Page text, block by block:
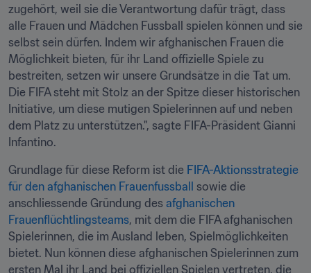
zugehört, weil sie die Verantwortung dafür trägt, dass
alle Frauen und Mädchen Fussball spielen können und sie
selbst sein dürfen. Indem wir afghanischen Frauen die
Möglichkeit bieten, für ihr Land offizielle Spiele zu
bestreiten, setzen wir unsere Grundsätze in die Tat um.
Die FIFA steht mit Stolz an der Spitze dieser historischen
Initiative, um diese mutigen Spielerinnen auf und neben
dem Platz zu unterstützen.", sagte FIFA-Präsident Gianni
Infantino.
Grundlage für diese Reform ist die FIFA-Aktionsstrategie
für den afghanischen Frauenfussball sowie die
anschliessende Gründung des afghanischen
Frauenflüchtlingsteams, mit dem die FIFA afghanischen
Spielerinnen, die im Ausland leben, Spielmöglichkeiten
bietet. Nun können diese afghanischen Spielerinnen zum
ersten Mal ihr Land bei offiziellen Spielen vertreten, die